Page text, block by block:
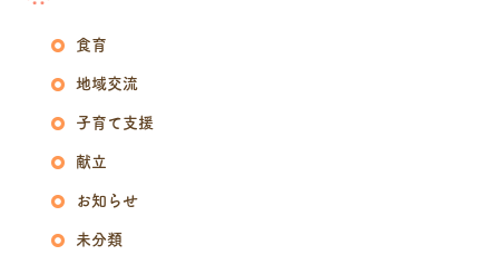
食育
地域交流
子育て支援
献立
お知らせ
未分類